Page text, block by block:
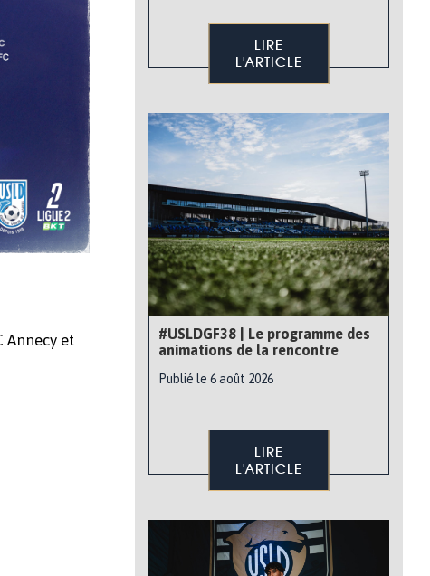
Annecy et
LIRE
L'ARTICLE
#USLDGF38 | Le programme des
animations de la rencontre
Publié le 6 août 2026
LIRE
L'ARTICLE